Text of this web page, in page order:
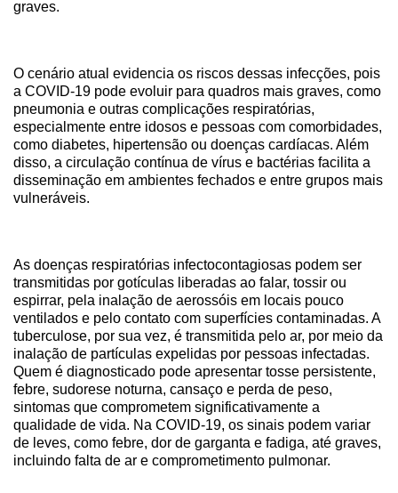
graves.
O cenário atual evidencia os riscos dessas infecções, pois
a COVID‑19 pode evoluir para quadros mais graves, como
pneumonia e outras complicações respiratórias,
especialmente entre idosos e pessoas com comorbidades,
como diabetes, hipertensão ou doenças cardíacas. Além
disso, a circulação contínua de vírus e bactérias facilita a
disseminação em ambientes fechados e entre grupos mais
vulneráveis.
As doenças respiratórias infectocontagiosas podem ser
transmitidas por gotículas liberadas ao falar, tossir ou
espirrar, pela inalação de aerossóis em locais pouco
ventilados e pelo contato com superfícies contaminadas. A
tuberculose, por sua vez, é transmitida pelo ar, por meio da
inalação de partículas expelidas por pessoas infectadas.
Quem é diagnosticado pode apresentar tosse persistente,
febre, sudorese noturna, cansaço e perda de peso,
sintomas que comprometem significativamente a
qualidade de vida. Na COVID‑19, os sinais podem variar
de leves, como febre, dor de garganta e fadiga, até graves,
incluindo falta de ar e comprometimento pulmonar.